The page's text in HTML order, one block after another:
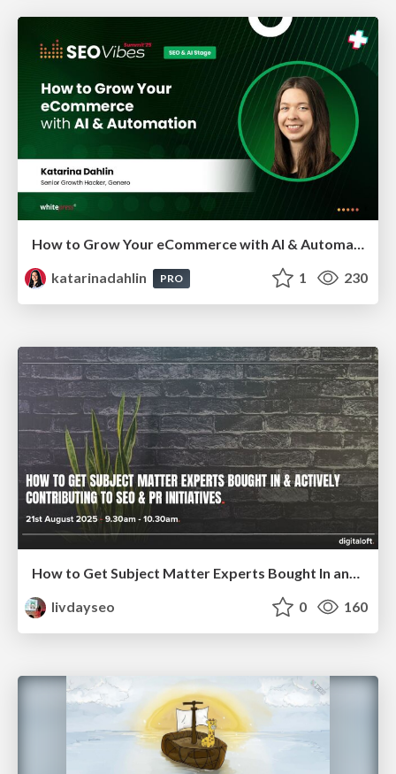
How to Grow Your eCommerce with AI & Automation
katarinadahlin
PRO 1 230
How to Get Subject Matter Experts Bought In and Actively Contributing to SEO & PR Initiatives.
livdayseo
0 160